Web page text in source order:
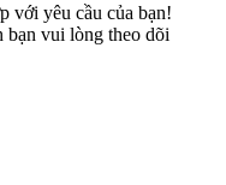
với yêu cầu của bạn!
bạn vui lòng theo dõi